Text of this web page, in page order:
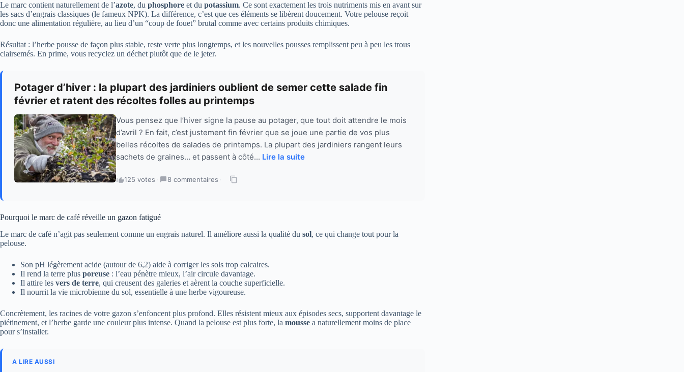
Le marc contient naturellement de l’azote, du phosphore et du potassium. Ce sont exactement les trois nutriments mis en avant sur
les sacs d’engrais classiques (le fameux NPK). La différence, c’est que ces éléments se libèrent doucement. Votre pelouse reçoit
donc une alimentation régulière, au lieu d’un “coup de fouet” brutal comme avec certains produits chimiques.
Résultat : l’herbe pousse de façon plus stable, reste verte plus longtemps, et les nouvelles pousses remplissent peu à peu les trous
clairsemés. En prime, vous recyclez un déchet plutôt que de le jeter.
Potager d’hiver : la plupart des jardiniers oublient de semer cette salade fin
février et ratent des récoltes folles au printemps
Vous pensez que l’hiver signe la pause au potager, que tout doit attendre le mois
d’avril ? En fait, c’est justement fin février que se joue une partie de vos plus
belles récoltes de salades de printemps. La plupart des jardiniers rangent leurs
sachets de graines… et passent à côté... Lire la suite
125 votes · 8 commentaires ·
Pourquoi le marc de café réveille un gazon fatigué
Le marc de café n’agit pas seulement comme un engrais naturel. Il améliore aussi la qualité du sol, ce qui change tout pour la
pelouse.
Son pH légèrement acide (autour de 6,2) aide à corriger les sols trop calcaires.
Il rend la terre plus poreuse : l’eau pénètre mieux, l’air circule davantage.
Il attire les vers de terre, qui creusent des galeries et aèrent la couche superficielle.
Il nourrit la vie microbienne du sol, essentielle à une herbe vigoureuse.
Concrètement, les racines de votre gazon s’enfoncent plus profond. Elles résistent mieux aux épisodes secs, supportent davantage le
piétinement, et l’herbe garde une couleur plus intense. Quand la pelouse est plus forte, la mousse a naturellement moins de place
pour s’installer.
A LIRE AUSSI